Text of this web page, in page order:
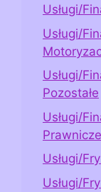
Usługi/
Usługi/
Usługi/
Pozostałe
Usługi/
Prawnicze
Usługi/
Usługi/